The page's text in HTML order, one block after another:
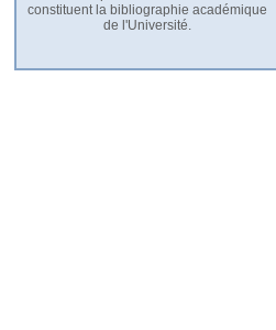
constituent la bibliographie académique
de l'Université.